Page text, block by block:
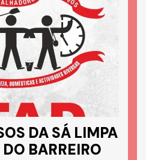
DA SÁ LIMPA
BARREIRO